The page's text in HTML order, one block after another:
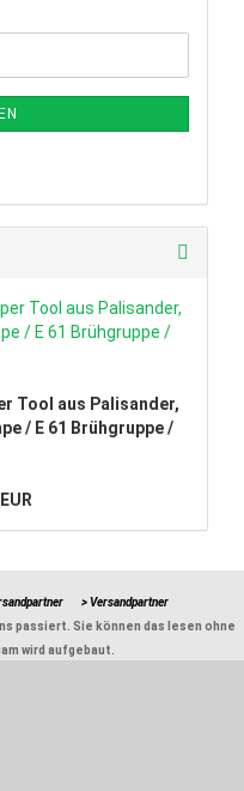
Tool aus Palisander,
/ E 61 Brühgruppe /
> Versandpartner
passiert. Sie können das lesen ohne
wird aufgebaut.